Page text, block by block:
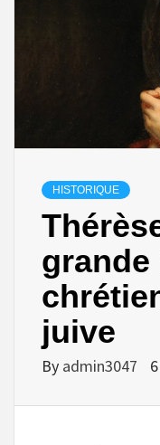
HISTORIQUE
juive
By admin3047